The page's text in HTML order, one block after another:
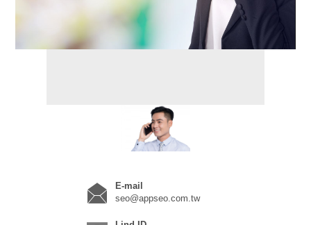
E-mail
seo@appseo.com.tw